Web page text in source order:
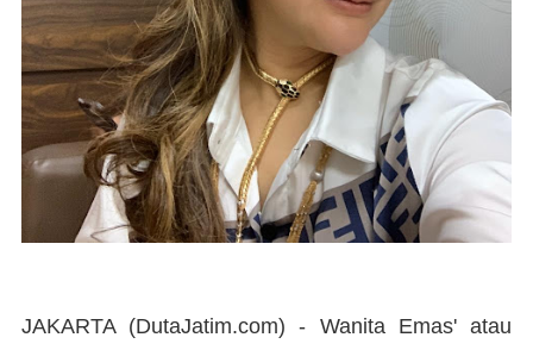
JAKARTA (DutaJatim.com) - WanitaEmas' atau